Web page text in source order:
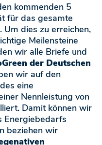
kommenden 5
für das gesamte
Um dies zu erreichen,
Meilensteine
wir alle Briefe und
der Deutschen
wir auf den
eine
Nennleistung von
Damit können wir
Energiebedarfs
beziehen wir